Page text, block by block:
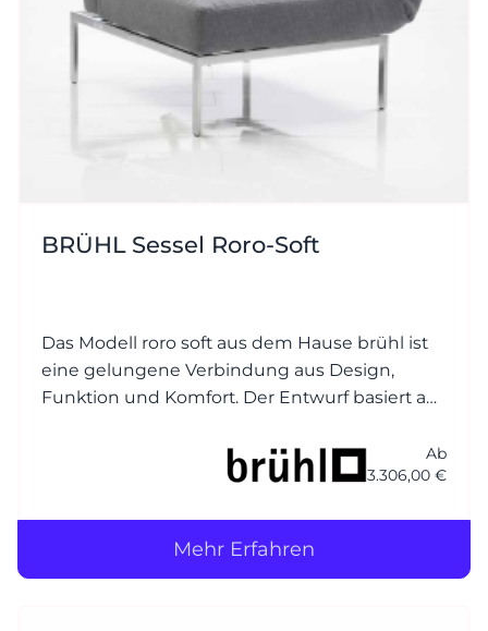
BRÜHL Sessel Roro-Soft
Das Modell roro soft aus dem Hause brühl ist
eine gelungene Verbindung aus Design,
Funktion und Komfort. Der Entwurf basiert auf
um eine weichere, einladender Polsterung
ergänzt – daher der Zusatz soft.
Ab
3.306,00 €
Mehr Erfahren